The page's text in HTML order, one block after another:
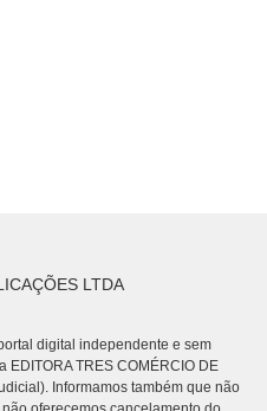
LTDA
digital independente e sem
TRES COMÉRCIO DE
Informamos também que não